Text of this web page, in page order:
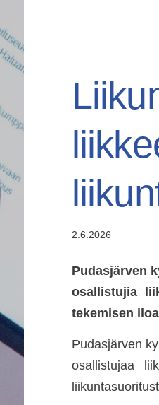
Pohjanmaan
2.6.2026
Pudasjärven
osallistujia
tekemisen
Pudasjärven
osallistujaa